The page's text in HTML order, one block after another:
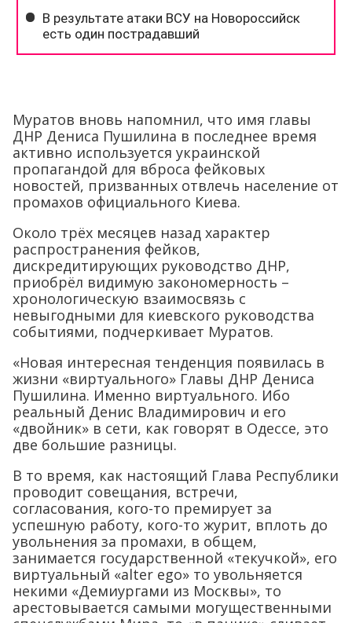
Муратов вновь напомнил, что имя главы
ДНР Дениса Пушилина в последнее время
активно используется украинской
пропагандой для вброса фейковых
новостей, призванных отвлечь население от
промахов официального Киева.
Около трёх месяцев назад характер
распространения фейков,
дискредитирующих руководство ДНР,
приобрёл видимую закономерность –
хронологическую взаимосвязь с
невыгодными для киевского руководства
событиями, подчеркивает Муратов.
«Новая интересная тенденция появилась в
жизни «виртуального» Главы ДНР Дениса
Пушилина. Именно виртуального. Ибо
реальный Денис Владимирович и его
«двойник» в сети, как говорят в Одессе, это
две большие разницы.
В то время, как настоящий Глава Республики
проводит совещания, встречи,
согласования, кого-то премирует за
успешную работу, кого-то журит, вплоть до
увольнения за промахи, в общем,
занимается государственной «текучкой», его
виртуальный «alter ego» то увольняется
некими «Демиургами из Москвы», то
арестовывается самыми могущественными